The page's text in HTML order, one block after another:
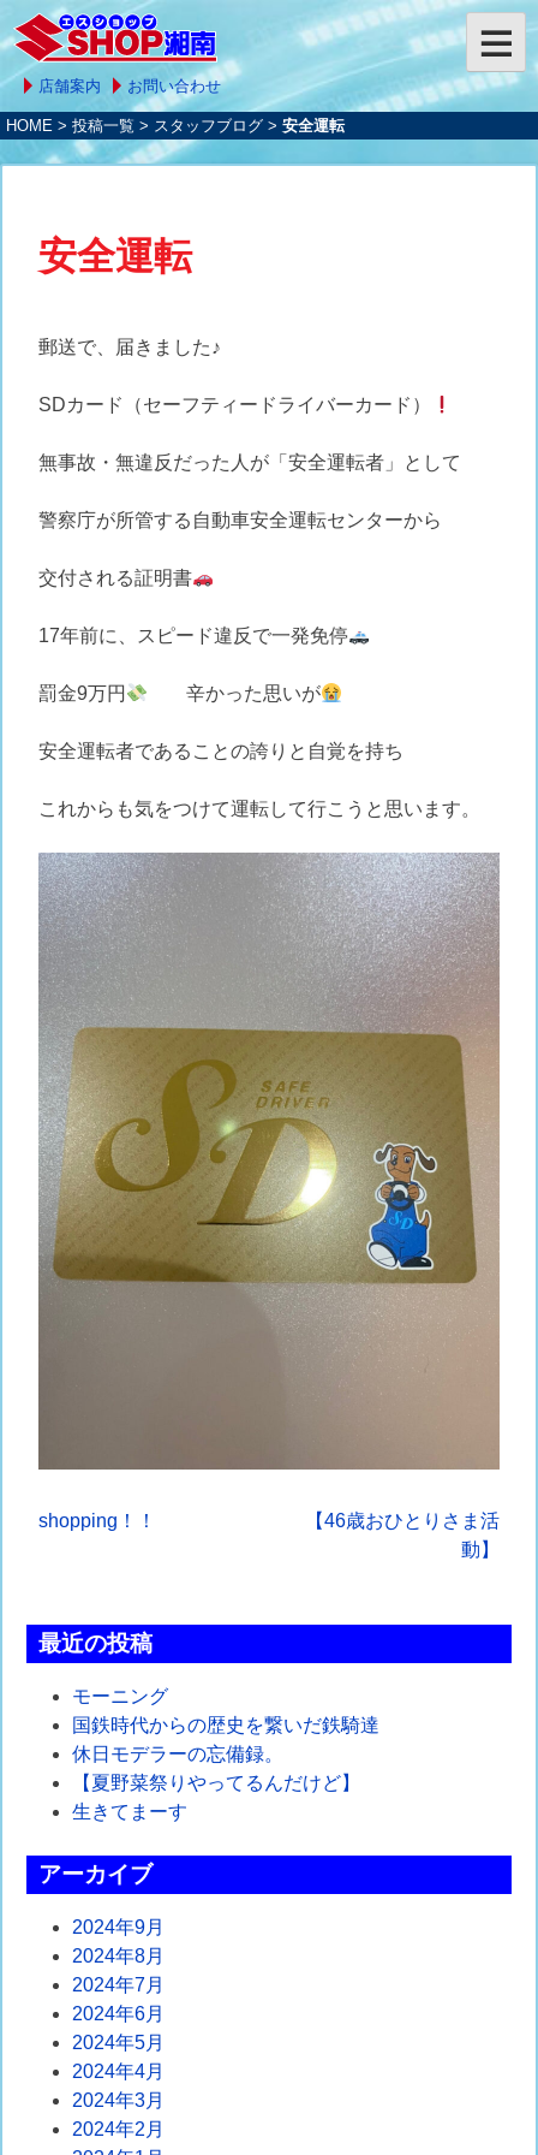
店舗案内 お問い合わせ
HOME > 投稿一覧 > スタッフブログ > 安全運転
安全運転
郵送で、届きました♪
SDカード（セーフティードライバーカード）
無事故・無違反だった人が「安全運転者」として
警察庁が所管する自動車安全運転センターから
交付される証明書
17年前に、スピード違反で一発免停
罰金9万円 辛かった思いが
安全運転者であることの誇りと自覚を持ち
これからも気をつけて運転して行こうと思います。
投
ビ
ゲ
ー
シ
ン
shopping！！
【46歳おひとりさま活
動】
最近の投稿
モーニング
国鉄時代からの歴史を繋いだ鉄騎達
休日モデラーの忘備録。
【夏野菜祭りやってるんだけど】
生きてまーす
アーカイブ
2024年9月
2024年8月
2024年7月
2024年6月
2024年5月
2024年4月
2024年3月
2024年2月